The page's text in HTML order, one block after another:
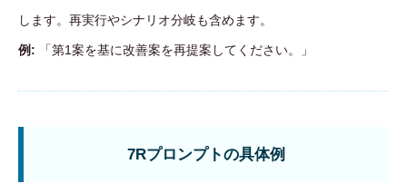
します。再実行やシナリオ分岐も含めます。
例: 「第1案を基に改善案を再提案してください。」
7Rプロンプトの具体例